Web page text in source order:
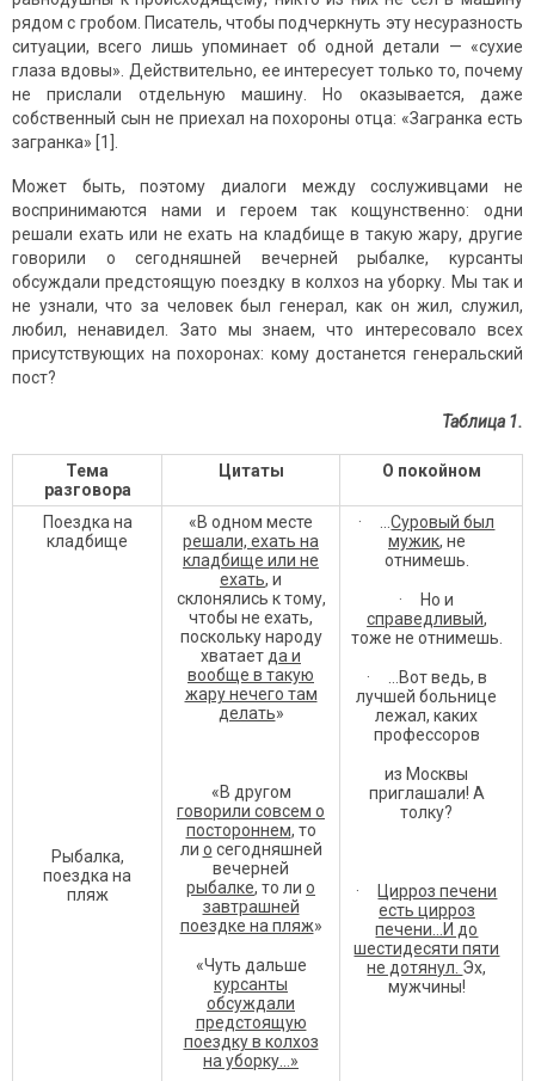
рядом с гробом. Писатель, чтобы подчеркнуть эту несуразность
ситуации, всего лишь упоминает об одной детали — «сухие
глаза вдовы». Действительно, ее интересует только то, почему
не прислали отдельную машину. Но оказывается, даже
собственный сын не приехал на похороны отца: «Загранка есть
загранка» [1].
Может быть, поэтому диалоги между сослуживцами не
воспринимаются нами и героем так кощунственно: одни
решали ехать или не ехать на кладбище в такую жару, другие
говорили о сегодняшней вечерней рыбалке, курсанты
обсуждали предстоящую поездку в колхоз на уборку. Мы так и
не узнали, что за человек был генерал, как он жил, служил,
любил, ненавидел. Зато мы знаем, что интересовало всех
присутствующих на похоронах: кому достанется генеральский
пост?
Таблица 1.
Тема
разговора
Цитаты О покойном
Поездка на
кладбище
Рыбалка,
поездка на
пляж
«В одном месте
решали, ехать на
кладбище или не
ехать, и
склонялись к тому,
чтобы не ехать,
поскольку народу
хватает да и
вообще в такую
жару нечего там
делать»
«В другом
говорили совсем о
постороннем, то
ли о сегодняшней
вечерней
рыбалке, то ли о
завтрашней
поездке на пляж»
«Чуть дальше
курсанты
обсуждали
предстоящую
поездку в колхоз
на уборку…»
· …Суровый был
мужик, не
отнимешь.
· Но и
справедливый,
тоже не отнимешь.
· …Вот ведь, в
лучшей больнице
лежал, каких
профессоров
из Москвы
приглашали! А
толку?
· Цирроз печени
есть цирроз
печени…И до
шестидесяти пяти
не дотянул. Эх,
мужчины!